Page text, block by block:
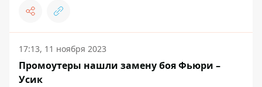
17:13, 11 ноября 2023
Промоутеры нашли замену боя Фьюри –
Усик